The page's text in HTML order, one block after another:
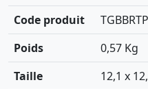
Code produit
Poids
0,57 Kg
Taille
12,1 x